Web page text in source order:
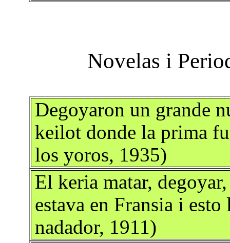
Degoyaron un grande
keilot donde la prima
los yoros, 1935)
El keria matar,
estava en Fransia i
nadador, 1911)